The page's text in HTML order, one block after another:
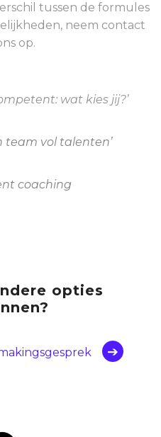
tussen de formules
neem contact
op.
wat kies jij?’
team vol talenten’
coaching
opties